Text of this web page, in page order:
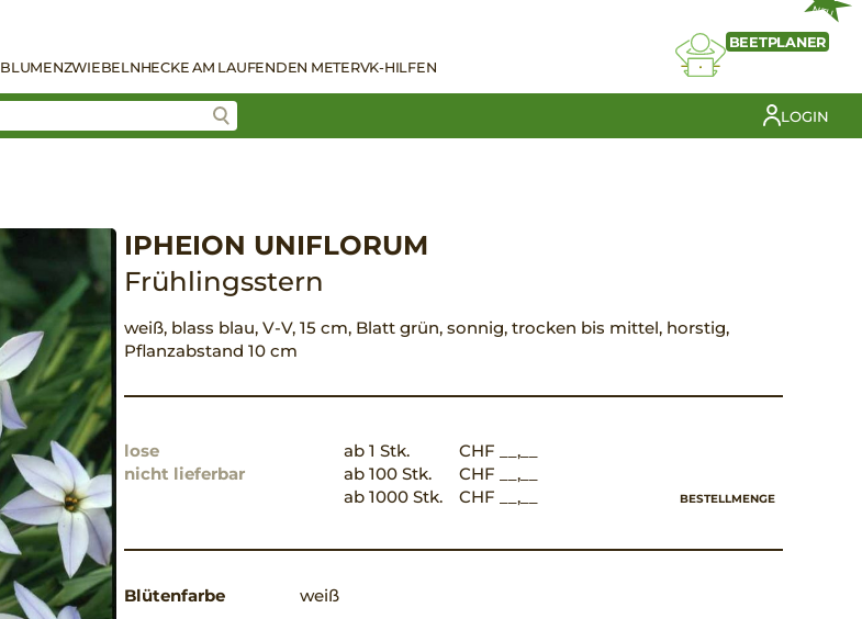
BLUMENZWIEBELNHECKE AM LAUFENDEN METERVK-HILFEN
NEU
BEETPLANER
LOGIN
IPHEION UNIFLORUM
Frühlingsstern
weiß, blass blau, V-V, 15 cm, Blatt grün, sonnig, trocken bis mittel, horstig,
Pflanzabstand 10 cm
lose
nicht lieferbar
ab 1 Stk.
CHF __,__
ab 100 Stk.
CHF __,__
ab 1000 Stk.
CHF __,__ BESTELLMENGE
Blütenfarbe
weiß